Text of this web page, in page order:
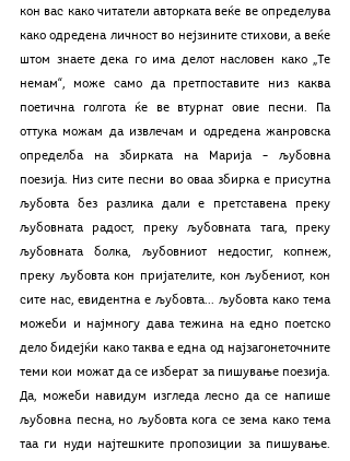
кон вас како читатели авторката веќе ве определува
како одредена личност во нејзините стихови, а веќе
штом знаете дека го има делот насловен како „Те
немам“, може само да претпоставите низ каква
поетична голгота ќе ве втурнат овие песни. Па
оттука можам да извлечам и одредена жанровска
определба на збирката на Марија – љубовна
поезија. Низ сите песни во оваа збирка е присутна
љубовта без разлика дали е претставена преку
љубовната радост, преку љубовната тага, преку
љубовната болка, љубовниот недостиг, копнеж,
преку љубовта кон пријателите, кон љубениот, кон
сите нас, евидентна е љубовта... љубовта како тема
можеби и најмногу дава тежина на едно поетско
дело бидејќи како таква е една од најзагонеточните
теми кои можат да се изберат за пишување поезија.
Да, можеби навидум изгледа лесно да се напише
љубовна песна, но љубовта кога се зема како тема
таа ги нуди најтешките пропозиции за пишување.